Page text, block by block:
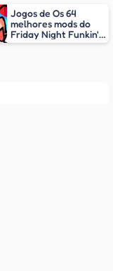
Jogos de Os 64
melhores mods do
Friday Night Funkin'
(FNF)